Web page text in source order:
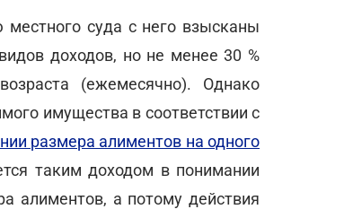
суда с него взысканы
доходов, но не менее 30 %
(ежемесячно). Однако
имущества в соответствии с
размера алиментов на одного
таким доходом в понимании
алиментов, а потому действия